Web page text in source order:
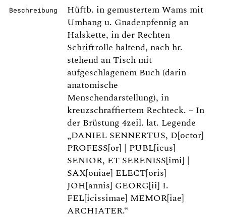
Beschreibung
Hüftb. in gemustertem Wams mit
Umhang u. Gnadenpfennig an
Halskette, in der Rechten
Schriftrolle haltend, nach hr.
stehend an Tisch mit
aufgeschlagenem Buch (darin
anatomische
Menschendarstellung), in
kreuzschraffiertem Rechteck. – In
der Brüstung 4zeil. lat. Legende
„DANIEL SENNERTUS, D[octor]
PROFESS[or] | PUBL[icus]
SENIOR, ET SERENISS[imi] |
SAX[oniae] ELECT[oris]
JOH[annis] GEORG[ii] I.
FEL[icissimae] MEMOR[iae]
ARCHIATER.“